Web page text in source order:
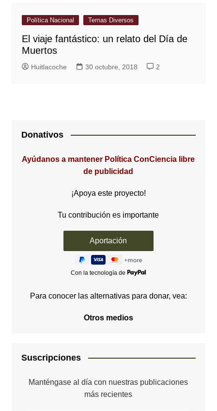
Política Nacional Temas Diversos
El viaje fantástico: un relato del Día de
Muertos
Huitlacoche 30 octubre, 2018 2
Donativos
Ayúdanos a mantener Política ConCiencia libre
de publicidad
¡Apoya este proyecto!
Tu contribución es importante
Con la tecnología de
Para conocer las alternativas para donar, vea:
Otros medios
Suscripciones
Manténgase al día con nuestras publicaciones
más recientes